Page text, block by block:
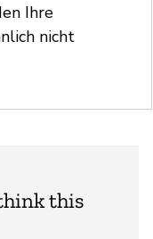
Ihre
nicht
this